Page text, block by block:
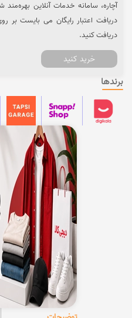
آچاره، سامانه خدمات آنلاین
دریافت اعتبار رایگان می بایست بر
دریافت کنید.
خرید کنید
برندها